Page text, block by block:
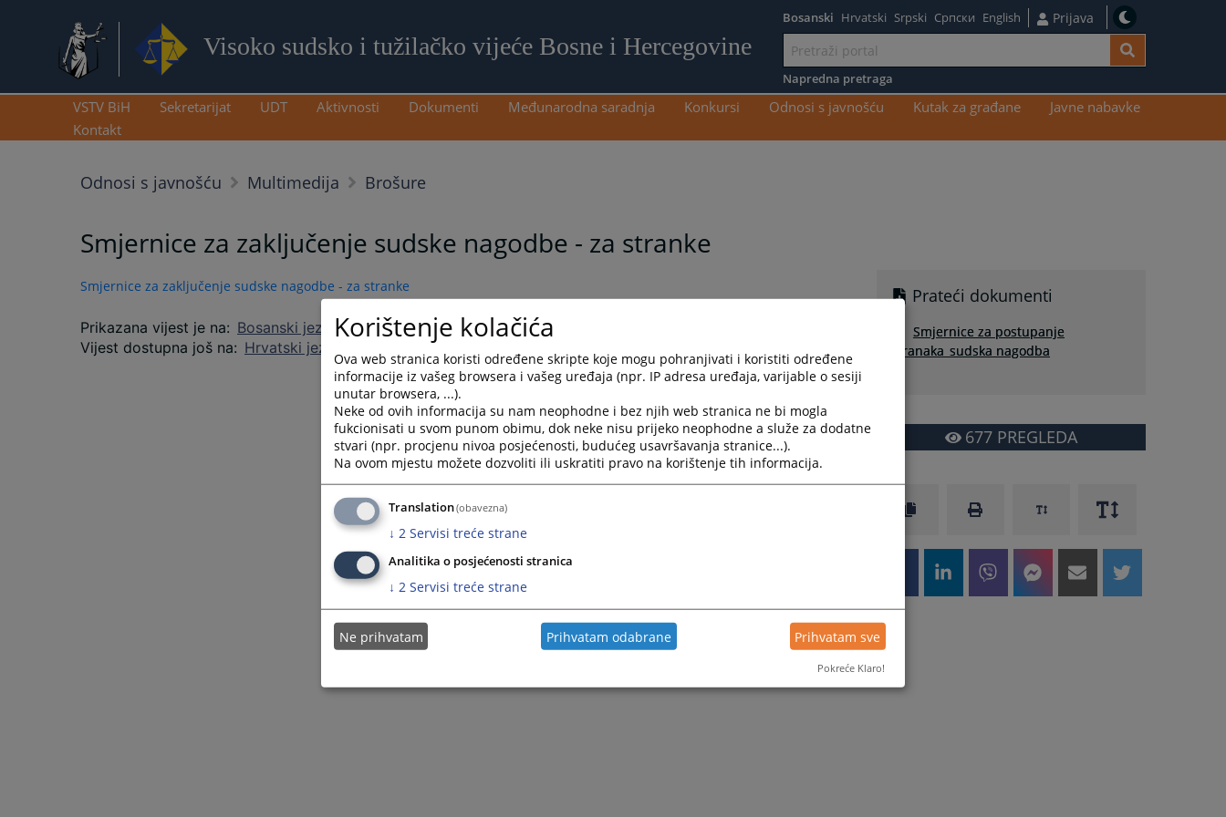
Visoko sudsko i tužilačko vijeće Bosne i Hercegovine
sadržaj
Bosanski Hrvatski Srpski Српски English Prijava
Napredna pretraga
VSTV BiH Sekretarijat UDT Aktivnosti Dokumenti Međunarodna saradnja Konkursi Odnosi s javnošću Kutak za građane
Javne nabavke
Kontakt
Odnosi s javnošću Multimedija Brošure
Smjernice za zaključenje sudske nagodbe - za stranke
Smjernice za zaključenje sudske nagodbe - za stranke
Prikazana vijest je na: Bosanski jezik
Vijest dostupna još na: Hrvatski jezik Српски језик
Prateći dokumenti
Smjernice za postupanje
stranaka_sudska nagodba
677PREGLEDA
Korištenje kolačića
Ova web stranica koristi određene skripte koje mogu pohranjivati i koristiti određene
informacije iz vašeg browsera i vašeg uređaja (npr. IP adresa uređaja, varijable o sesiji
unutar browsera, ...).
Neke od ovih informacija su nam neophodne i bez njih web stranica ne bi mogla
fukcionisati u svom punom obimu, dok neke nisu prijeko neophodne a služe za dodatne
stvari (npr. procjenu nivoa posjećenosti, budućeg usavršavanja stranice...).
Na ovom mjestu možete dozvoliti ili uskratiti pravo na korištenje tih informacija.
Translation(obavezna)
↓ 2 Servisi treće strane
Analitika o posjećenosti stranica
↓ 2 Servisi treće strane
Ne prihvatam Prihvatam odabrane Prihvatam sve
Pokreće Klaro!